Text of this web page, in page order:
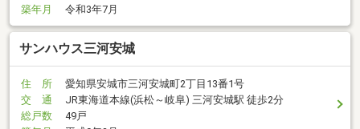
築年月
令和3年7月
サンハウス三河安城
住 所
愛知県安城市三河安城町2丁目13番1号
交 通
JR東海道本線(浜松～岐阜) 三河安城駅 徒歩2分
総戸数
49戸